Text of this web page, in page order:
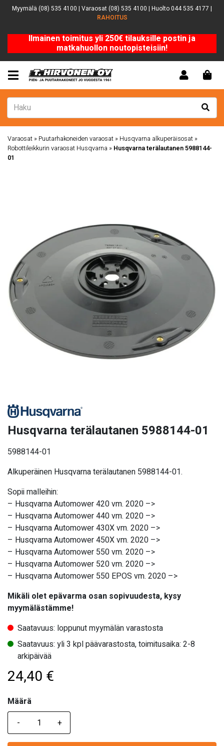
Myymälä (08) 535 4100 | Varaosat (08) 535 4100 | Huolto 044 535 4177 |
RAHOITUS
Ilmainen toimitus yli 250€ tilauksille postin ja
matkahuollon noutopisteisiin!
Varaosat » Puutarhakoneiden varaosat » Husqvarna alkuperäisosat »
Robottileikkurin varaosat Husqvarna » Husqvarna terälautanen 5988144-
01
Husqvarna terälautanen 5988144-01
5988144-01
Alkuperäinen Husqvarna terälautanen 5988144-01.
Sopii malleihin:
– Husqvarna Automower 420 vm. 2020 –>
– Husqvarna Automower 440 vm. 2020 –>
– Husqvarna Automower 430X vm. 2020 –>
– Husqvarna Automower 450X vm. 2020 –>
– Husqvarna Automower 550 vm. 2020 –>
– Husqvarna Automower 520 vm. 2020 –>
– Husqvarna Automower 550 EPOS vm. 2020 –>
Mikäli olet epävarma osan sopivuudesta, kysy
myymälästämme!
Saatavuus: loppunut myymälän varastosta
Saatavuus: yli 3 kpl päävarastosta, toimitusaika: 2-8
arkipäivää
24,40 €
Määrä
Määrä